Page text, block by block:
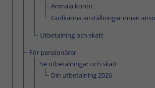
Anmäla konto
Godkänna anställningar innan
Utbetalning och skatt
För pensionärer
Se utbetalningar och skatt
Din utbetalning 2026